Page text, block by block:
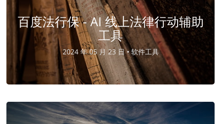
百度法行保 - AI 线上法律行动辅助
工具
2024 年 05 月 23 日 •软件工具